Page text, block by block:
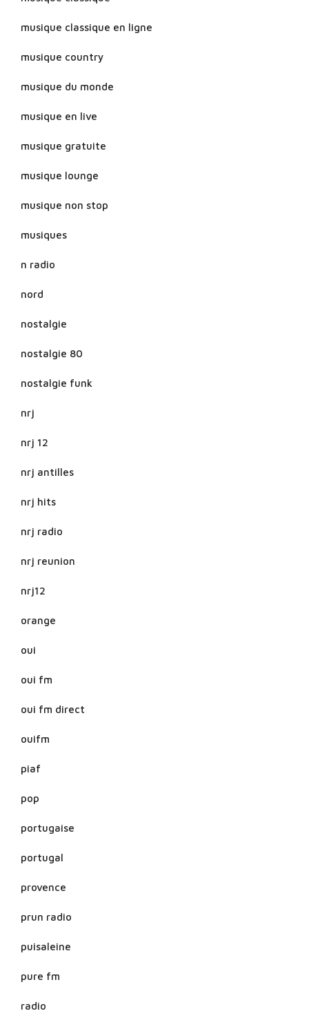
musique classique en ligne
musique country
musique du monde
musique en live
musique gratuite
musique lounge
musique non stop
musiques
n radio
nord
nostalgie
nostalgie 80
nostalgie funk
nrj
nrj 12
nrj antilles
nrj hits
nrj radio
nrj reunion
nrj12
orange
oui
oui fm
oui fm direct
ouifm
piaf
pop
portugaise
portugal
provence
prun radio
puisaleine
pure fm
radio